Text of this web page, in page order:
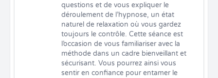
questions et de vous expliquer le
déroulement de l’hypnose, un état
naturel de relaxation où vous gardez
toujours le contrôle. Cette séance est
l’occasion de vous familiariser avec la
méthode dans un cadre bienveillant et
sécurisant. Vous pourrez ainsi vous
sentir en confiance pour entamer le